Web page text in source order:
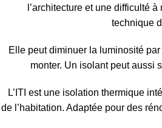
l’architecture et une difficulté
technique
Elle peut diminuer la luminosité
monter. Un isolant peut aussi
L’ITI est une isolation thermique
de l’habitation. Adaptée pour des